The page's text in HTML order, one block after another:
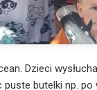
Dzieci
butelki np. po